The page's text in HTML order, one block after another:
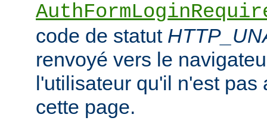
code de statut
renvoyé vers le
l'utilisateur qu'il n'est pas
cette page.